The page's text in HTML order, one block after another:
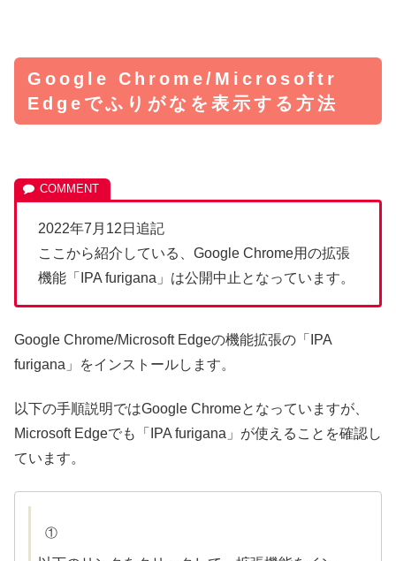
Google Chrome/Microsoftr
Edgeでふりがなを表示する方法
2022年7月12日追記
ここから紹介している、Google Chrome用の拡張
機能「IPA furigana」は公開中止となっています。
Google Chrome/Microsoft Edgeの機能拡張の「IPA
furigana」をインストールします。
以下の手順説明ではGoogle Chromeとなっていますが、
Microsoft Edgeでも「IPA furigana」が使えることを確認し
ています。
①